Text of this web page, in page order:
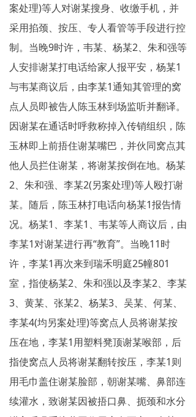
案处理)等人对谢某搜身、收缴手机，并
采用掐颈、按压、专人看管等手段进行控
制。当晚9时许，韦某、杨某2、朱和强等
人安排谢某打电话给家人报平安，杨某1
与韦某商议后，由李某1通知其管理的窝
点人员即被告人陈玉林到场监听并翻译。
因谢某在通话时呼救称掉入传销组织，陈
玉林即上前捂住谢某嘴巴，并伙同窝点其
他人员拦住谢某，将谢某按倒在地。杨某
2、朱和强、李某2(另案处理)等人殴打谢
某。随后，陈玉林打电话向杨某1报告情
况。杨某1、李某1、韦某等人商议后，由
李某1对谢某进行再“教育”。当晚11时
许，李某1再次来到瑞禾明庭25幢801
室，指使杨某2、朱和强以及李某2、李某
3、黄某、张某2、杨某3、吴某、何某、
李某4(均另案处理)等窝点人员将谢某按
压在地，李某1用塑料凳顶谢某喉部，后
指使窝点人员将谢某翻转按压，李某1则
用毛巾盖住谢某脸部，朝谢某嘴、鼻部连
续灌水，致谢某因被捂口鼻、扼颈和水分